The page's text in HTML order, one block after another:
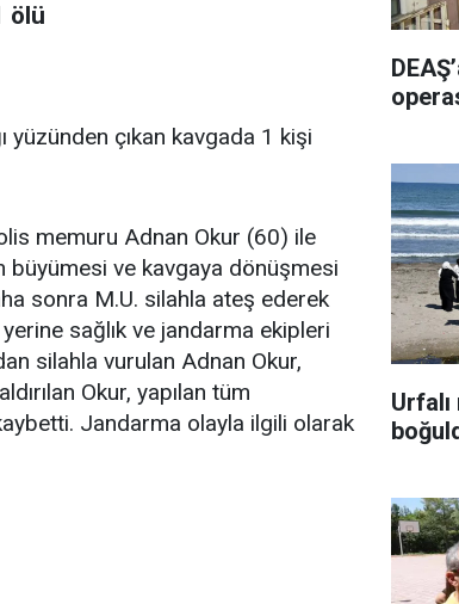
ölü
yüzünden çıkan kavgada 1 kişi
memuru Adnan Okur (60) ile
büyümesi ve kavgaya dönüşmesi
sonra M.U. silahla ateş ederek
sağlık ve jandarma ekipleri
silahla vurulan Adnan Okur,
Okur, yapılan tüm
Jandarma olayla ilgili olarak